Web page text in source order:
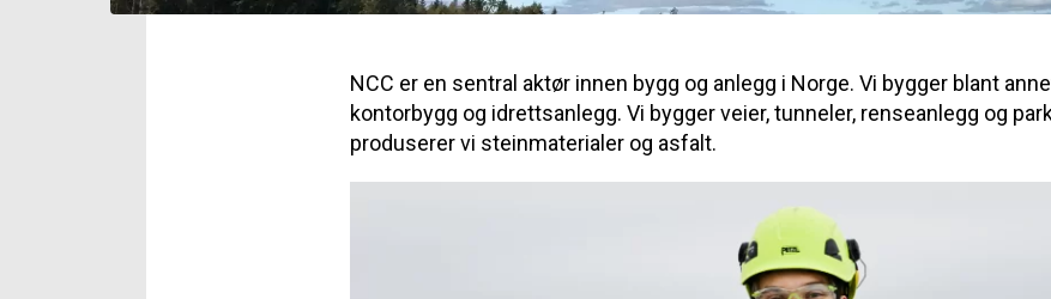
NCC er en sentral aktør innen bygg og anlegg i Norge. Vi bygger blant
kontorbygg og idrettsanlegg. Vi bygger veier, tunneler, renseanlegg og
produserer vi steinmaterialer og asfalt.